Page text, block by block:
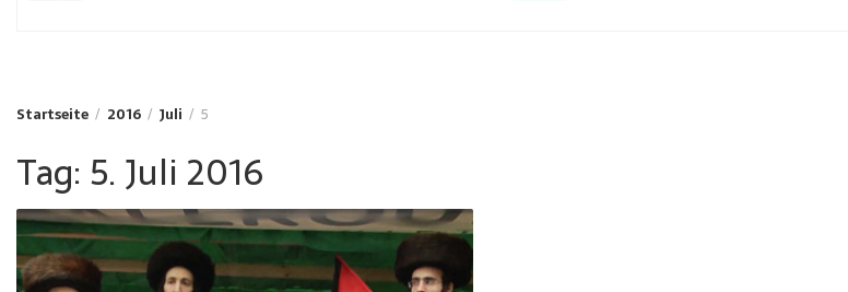
Startseite 2016 Juli 5
Tag: 5. Juli 2016